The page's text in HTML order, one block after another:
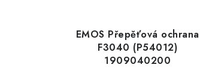
EMOS Přepěťová ochrana
F3040 (P54012)
1909040200